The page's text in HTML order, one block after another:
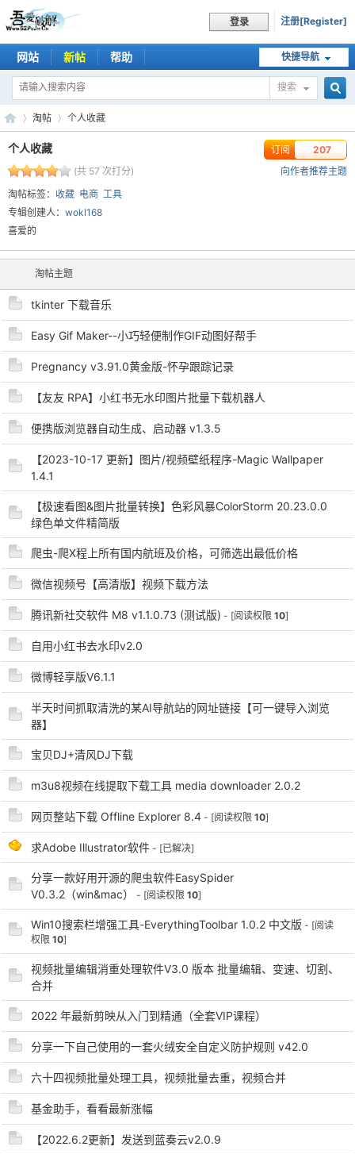
登录 注册[Register]
快捷导航
网站 新帖 帮助
搜索
索
爱
破
解
52
po
淘帖 个人收藏
个人收藏 207
订阅
向作者推荐主题
(共 57 次打分)
淘帖标签： 收藏 电商 工具
专辑创建人： wokl168
喜爱的
淘帖主题
tkinter 下载音乐
Easy Gif Maker--小巧轻便制作GIF动图好帮手
Pregnancy v3.91.0黄金版-怀孕跟踪记录
【友友 RPA】小红书无水印图片批量下载机器人
便携版浏览器自动生成、启动器 v1.3.5
【2023-10-17 更新】图片/视频壁纸程序-Magic Wallpaper
1.4.1
【极速看图&图片批量转换】色彩风暴ColorStorm 20.23.0.0
绿色单文件精简版
爬虫-爬X程上所有国内航班及价格，可筛选出最低价格
微信视频号【高清版】视频下载方法
腾讯新社交软件 M8 v1.1.0.73 (测试版) - [阅读权限 10]
自用小红书去水印v2.0
微博轻享版V6.1.1
半天时间抓取清洗的某AI导航站的网址链接【可一键导入浏览
器】
宝贝DJ+清风DJ下载
m3u8视频在线提取下载工具 media downloader 2.0.2
网页整站下载 Offline Explorer 8.4 - [阅读权限 10]
求Adobe Illustrator软件 - [已解决]
分享一款好用开源的爬虫软件EasySpider
V0.3.2（win&mac）
- [阅读权限 10]
Win10搜索栏增强工具-EverythingToolbar 1.0.2 中文版 - [阅读
权限 10]
视频批量编辑消重处理软件V3.0 版本 批量编辑、变速、切割、
合并
2022 年最新剪映从入门到精通（全套VIP课程）
分享一下自己使用的一套火绒安全自定义防护规则 v42.0
六十四视频批量处理工具，视频批量去重，视频合并
基金助手，看看最新涨幅
【2022.6.2更新】发送到蓝奏云v2.0.9